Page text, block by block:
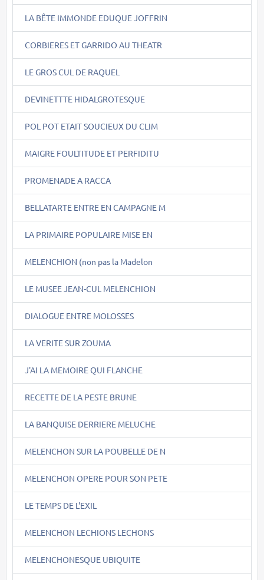
LA BÊTE IMMONDE EDUQUE JOFFRIN
CORBIERES ET GARRIDO AU THEATR
LE GROS CUL DE RAQUEL
DEVINETTTE HIDALGROTESQUE
POL POT ETAIT SOUCIEUX DU CLIM
MAIGRE FOULTITUDE ET PERFIDITU
PROMENADE A RACCA
BELLATARTE ENTRE EN CAMPAGNE M
LA PRIMAIRE POPULAIRE MISE EN
MELENCHION (non pas la Madelon
LE MUSEE JEAN-CUL MELENCHION
DIALOGUE ENTRE MOLOSSES
LA VERITE SUR ZOUMA
J'AI LA MEMOIRE QUI FLANCHE
RECETTE DE LA PESTE BRUNE
LA BANQUISE DERRIERE MELUCHE
MELENCHON SUR LA POUBELLE DE N
MELENCHON OPERE POUR SON PETE
LE TEMPS DE L'EXIL
MELENCHON LECHIONS LECHONS
MELENCHONESQUE UBIQUITE